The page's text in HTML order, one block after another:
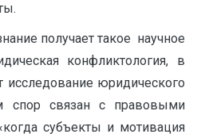
получает такое научное
конфликтология, в
исследование юридического
спор связан с правовыми
субъекты и мотивация